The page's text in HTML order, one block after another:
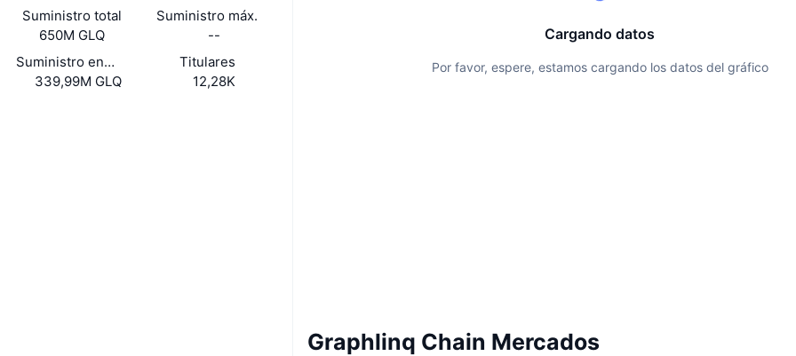
Suministro total
650M GLQ
Suministro máx.
--
Suministro en circulación
339,99M GLQ
Titulares
12,28K
Cargando datos
Por favor, espere, estamos cargando los datos del gráfico
Graphlinq Chain Mercados